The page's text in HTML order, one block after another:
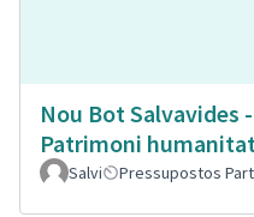
Nou Bot Salvavides
Patrimoni
Salvi Pressupostos